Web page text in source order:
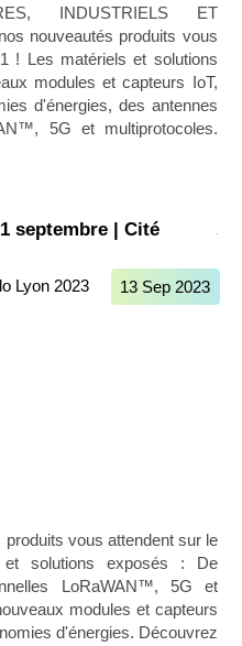
INDUSTRIELS ET
nouveautés produits vous
! Les matériels et solutions
modules et capteurs IoT,
d'énergies, des antennes
5G et multiprotocoles.
septembre | Cité
13 Sep 2023
vous attendent sur le
solutions exposés : De
LoRaWAN™, 5G et
modules et capteurs
d'énergies. Découvrez